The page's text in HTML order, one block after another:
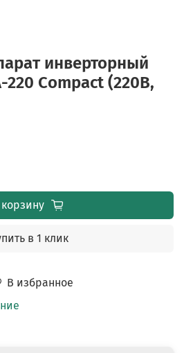
инверторный
Compact (220В,
В избранное
в 1 клик